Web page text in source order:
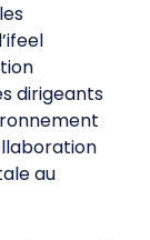
dirigeants
au